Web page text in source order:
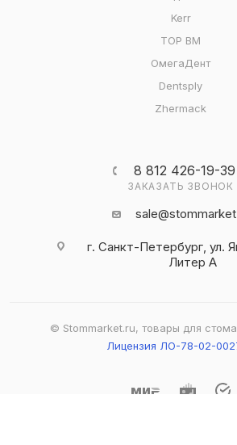
Kerr
ТОР ВМ
ОмегаДент
Dentsply
Zhermack
8 812 426-19-39
ЗАКАЗАТЬ ЗВОНОК
г. Cанкт-Петербург, ул.
Литер А
© Stommarket.ru, товары для
Лицензия ЛО-78-02-